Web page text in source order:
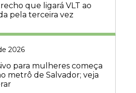
que ligará VLT ao
pela terceira vez
2026
para mulheres começa
metrô de Salvador; veja